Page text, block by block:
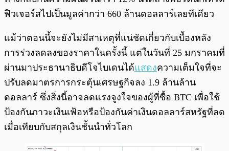
ฟิวเจอร์สไปเป็นมูลค่ากว่า 660 ล้านดอลลาร์เลยทีเดียว
แม้ว่าตอนนี้จะยังไม่มีสาเหตุที่แน่ชัดเกี่ยวกับเบื้องหลัง
การร่วงลดลงของราคาในครั้งนี้ แต่ในวันที่ 25 มกราคมที่
ผ่านมาประธานาธิบดีโจไบเดนได้แสดงความเต็มใจที่จะ
ปรับลดมาตรการกระตุ้นเศรษฐกิจลง 1.9 ล้านล้าน
ดอลลาร์ ซึ่งสิ่งนี้อาจลดแรงจูงใจของผู้ที่ซื้อ BTC เพื่อใช้
ป้องกันภาวะเงินเฟ้อหรือป้องกันค่าเงินดอลลาร์สหรัฐที่ลด
เมื่อเทียบกับสกุลเงินชั้นนำทั่วโลก